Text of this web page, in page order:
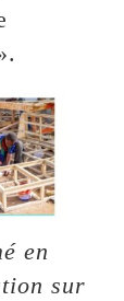
en
sur